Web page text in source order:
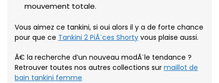
mouvement totale.
Vous aimez ce tankini, si oui alors il y a de forte chance
pour que ce Tankini 2 PiÃ¨ces Shorty vous plaise aussi.
Ã€ la recherche d’un nouveau modÃ¨le tendance ?
Retrouver toutes nos autres collections sur maillot de
bain tankini femme